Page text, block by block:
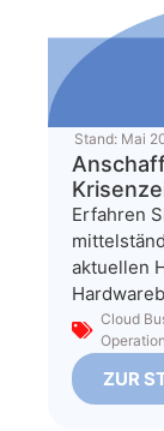
Stand: Mai
Erfahren
aktuellen
Cloud
ZUR